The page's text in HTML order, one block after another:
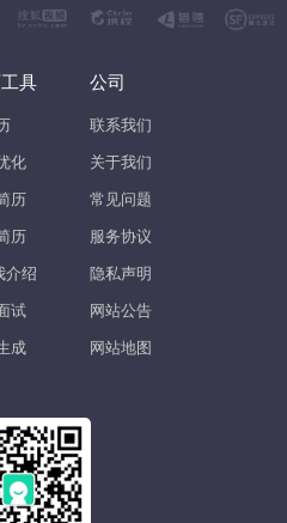
具
化
历
历
介绍
试
成
公司
联系我们
关于我们
常见问题
服务协议
隐私声明
网站公告
网站地图